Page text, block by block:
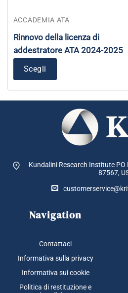
ACCADEMIA ATA
Rinnovo della licenza di
addestratore ATA 2024-2025
Scegli
Questo
ha
più
varianti.
opzioni
possono
essere
Kundalini Research Institute PO
87567,
Navigation
Contattaci
Informativa sulla privacy
Informativa sui cookie
Politica di restituzione e